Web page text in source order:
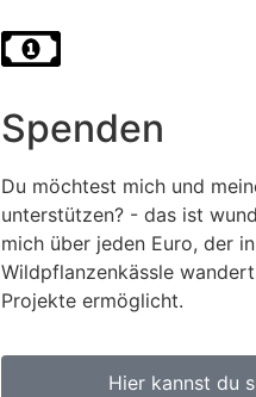
Spenden
Du möchtest mich und
unterstützen? - das ist
mich über jeden Euro, der
Wildpflanzenkässle
Projekte ermöglicht.
Hier kannst du